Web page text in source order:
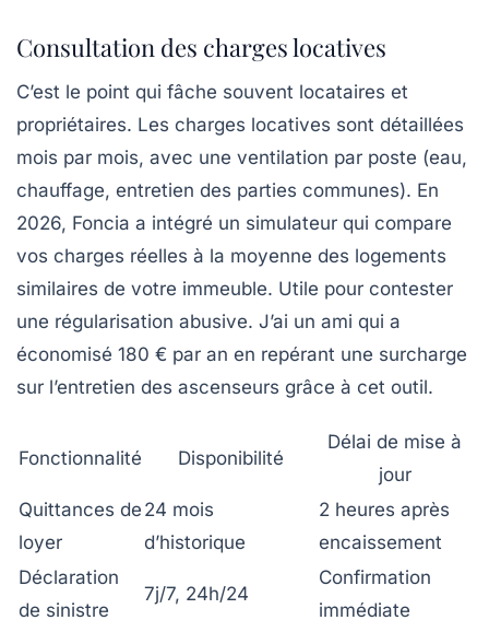
Consultation des charges locatives
C’est le point qui fâche souvent locataires et
propriétaires. Les charges locatives sont détaillées
mois par mois, avec une ventilation par poste (eau,
chauffage, entretien des parties communes). En
2026, Foncia a intégré un simulateur qui compare
vos charges réelles à la moyenne des logements
similaires de votre immeuble. Utile pour contester
une régularisation abusive. J’ai un ami qui a
économisé 180 € par an en repérant une surcharge
sur l’entretien des ascenseurs grâce à cet outil.
Fonctionnalité Disponibilité
Délai de mise à
jour
Quittances de
loyer
24 mois
d’historique
2 heures après
encaissement
Déclaration
de sinistre
7j/7, 24h/24
Confirmation
immédiate